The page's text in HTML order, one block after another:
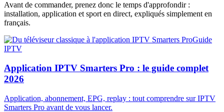
Avant de commander, prenez donc le temps d'approfondir :
installation, application et sport en direct, expliqués simplement en
français.
Guide
IPTV
Application IPTV Smarters Pro : le guide complet
2026
Application, abonnement, EPG, replay : tout comprendre sur IPTV
Smarters Pro avant de vous lancer.